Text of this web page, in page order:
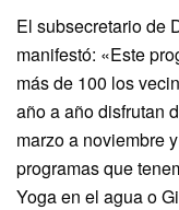
El subsecretario de
manifestó: «Este
más de 100 los
año a año disfrutan
marzo a noviembre
programas que
Yoga en el agua o